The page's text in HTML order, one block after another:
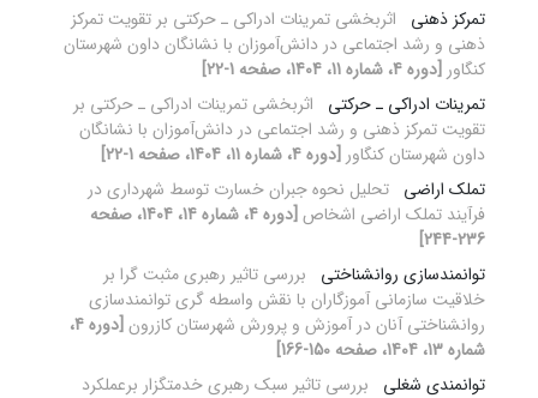
تمرکز ذهنی
اثربخشی تمرینات ادراکی ـ حرکتی بر تقویت تمرکز
ذهنی و رشد اجتماعی در دانش‌آموزان با نشانگان داون شهرستان
کنگاور [دوره 4، شماره 11، 1404، صفحه 1-22]
تمرینات ادراکی ـ حرکتی
اثربخشی تمرینات ادراکی ـ حرکتی بر
تقویت تمرکز ذهنی و رشد اجتماعی در دانش‌آموزان با نشانگان
داون شهرستان کنگاور [دوره 4، شماره 11، 1404، صفحه 1-22]
تملک اراضی تحلیل نحوه جبران خسارت توسط شهرداری در
فرآیند تملک اراضی اشخاص
[دوره 4، شماره 14، 1404، صفحه
236-244]
توانمندسازی روانشناختی
بررسی تاثیر رهبری مثبت گرا بر
خلاقیت سازمانی آموزگاران با نقش واسطه گری توانمندسازی
روانشناختی آنان در آموزش و پرورش شهرستان کازرون
[دوره 4،
شماره 13، 1404، صفحه 150-166]
توانمندی شغلی
بررسی تاثیر سبک رهبری خدمتگزار برعملکرد